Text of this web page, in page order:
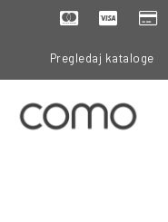
Pregledaj kataloge